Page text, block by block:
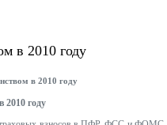
в 2010 году
в 2010 году
2010 году